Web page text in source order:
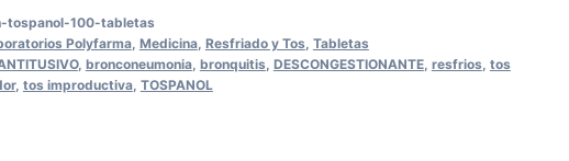
tospanol-100-tabletas
Polyfarma, Medicina, Resfriado y Tos Tabletas
, bronconeumonia, bronquitis DESCONGESTIONANTE, resfrios tos
, tos improductiva, TOSPANOL